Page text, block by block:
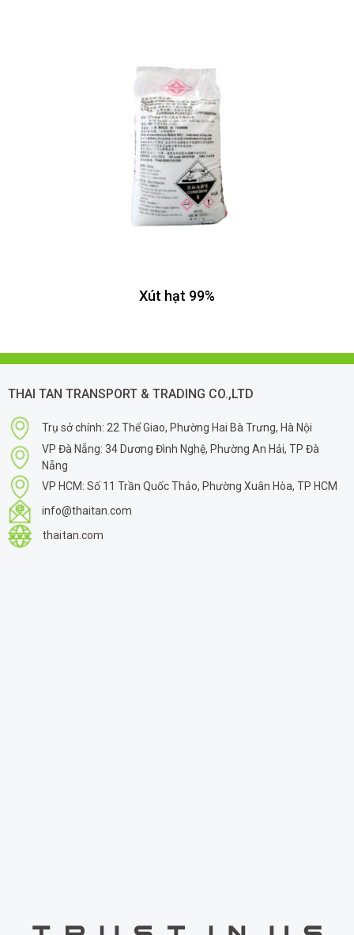
Xút hạt 99%
THAI TAN TRANSPORT & TRADING CO.,LTD
Trụ sở chính: 22 Thể Giao, Phường Hai Bà Trưng, Hà Nội
VP Đà Nẵng: 34 Dương Đình Nghệ, Phường An Hải, TP Đà
Nẵng
VP HCM: Số 11 Trần Quốc Thảo, Phường Xuân Hòa, TP HCM
info@thaitan.com
thaitan.com